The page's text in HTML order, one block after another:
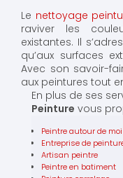
Le nettoyage
raviver les
existantes. Il
qu’aux surfaces
Avec son savoir-
aux peintures tout
En plus de ses
Peinture vous
Peintre autour de moi
Entreprise de
Artisan peintre
Peintre en batiment